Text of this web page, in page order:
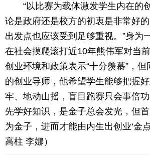
“以比赛为载体激发学生内在的
论是政府还是校方的初衷是非常好
出发点也应该受到足够重视。”身为
在社会摸爬滚打近10年熊伟军对当
创业环境和政策表示“十分羡慕”，
的创业导师，他希望学生能够把握
牢、地动山摇，盲目跑赛只会事倍
先学好知识，是金子总会发光，但
为金子，进而才能由内生出创业‘金
高柱 李娜）